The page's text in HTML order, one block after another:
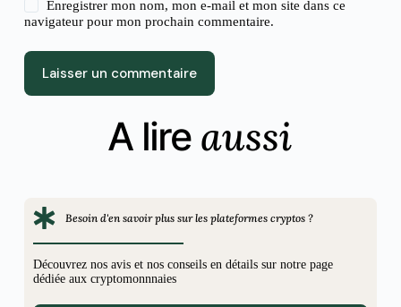
Enregistrer mon nom, mon e-mail et mon site dans ce
navigateur pour mon prochain commentaire.
Laisser un commentaire
A lire aussi
Besoin d'en savoir plus sur les plateformes cryptos ?
Découvrez nos avis et nos conseils en détails sur notre page
dédiée aux cryptomonnnaies